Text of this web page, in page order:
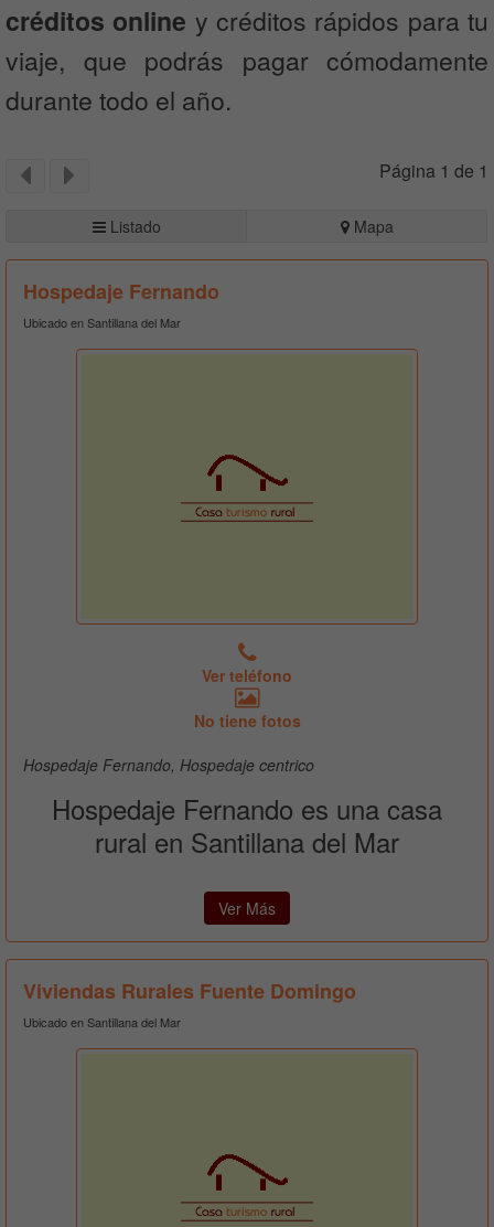
créditos online y créditos rápidos para tu
viaje, que podrás pagar cómodamente
durante todo el año.
Página 1 de 1
Listado Mapa
Hospedaje Fernando
Ubicado en Santillana del Mar
Ver teléfono
No tiene fotos
Hospedaje Fernando, Hospedaje centrico
Hospedaje Fernando es una casa
rural en Santillana del Mar
Ver Más
Viviendas Rurales Fuente Domingo
Ubicado en Santillana del Mar